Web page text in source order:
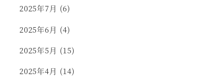
2025年7月 (6)
2025年6月 (4)
2025年5月 (15)
2025年4月 (14)